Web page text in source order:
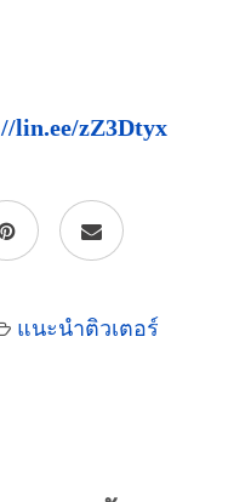
lin.ee/zZ3Dtyx
แนะนำติวเตอร์